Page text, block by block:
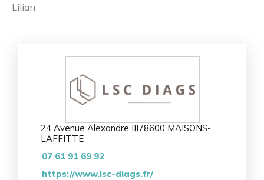
Lilian
24 Avenue Alexandre III78600 MAISONS-
LAFFITTE
07 61 91 69 92
https://www.lsc-diags.fr/